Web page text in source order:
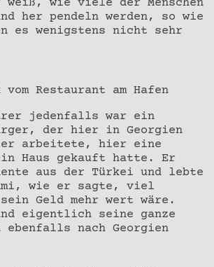
weiß, wie viele der Menschen
her pendeln werden, so wie
es wenigstens nicht sehr
Restaurant am Hafen
jedenfalls war ein
der hier in Georgien
arbeitete, hier eine
ein Haus gekauft hatte. Er
aus der Türkei und lebte
wie er sagte, viel
Geld mehr wert wäre.
eigentlich seine ganze
ebenfalls nach Georgien